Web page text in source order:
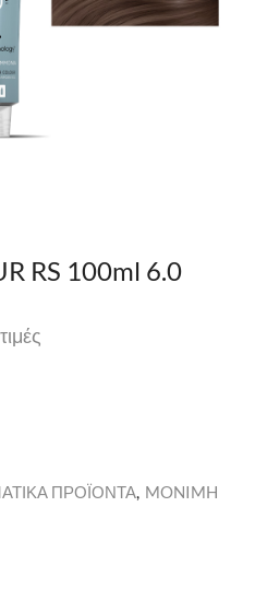
RS 100ml 6.0
ΠΡΟΪΟΝΤΑ, MONIMH